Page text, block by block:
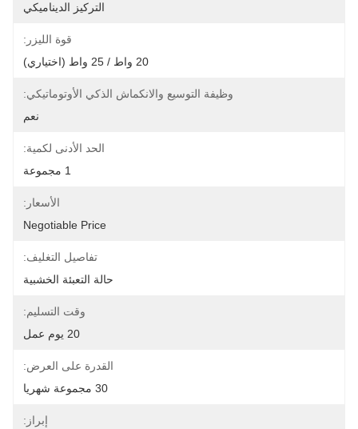
التركيز الديناميكي
قوة الليزر:
20 واط / 25 واط (اختياري)
وظيفة التوسيع والانكماش الذكي الأوتوماتيكي:
نعم
الحد الأدنى لكمية:
1 مجموعة
الأسعار:
Negotiable Price
تفاصيل التغليف:
حالة التعبئة الخشبية
وقت التسليم:
20 يوم عمل
القدرة على العرض:
30 مجموعة شهريا
إبراز: